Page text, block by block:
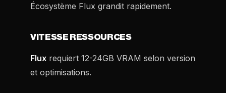
Écosystème Flux grandit rapidement.
VITESSE RESSOURCES
Flux requiert 12-24GB VRAM selon version
et optimisations.